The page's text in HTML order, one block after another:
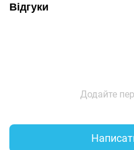
Відгуки
Додайте